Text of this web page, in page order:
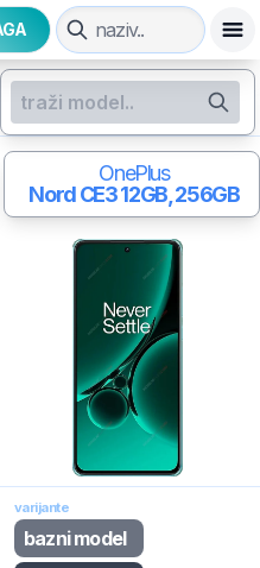
OnePlus
Nord CE312GB, 256GB
varijante
bazni model